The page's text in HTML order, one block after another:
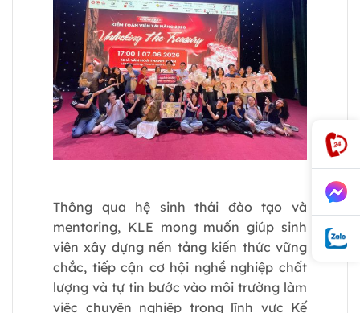
Thông qua hệ sinh thái đào tạo và
mentoring, KLE mong muốn giúp sinh
viên xây dựng nền tảng kiến thức vững
chắc, tiếp cận cơ hội nghề nghiệp chất
lượng và tự tin bước vào môi trường làm
việc chuyên nghiệp trong lĩnh vực Kế